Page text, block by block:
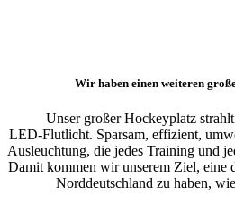
Wir haben einen weiteren
Unser großer Hockeyplatz
LED‑Flutlicht. Sparsam, effizient,
Ausleuchtung, die jedes Training und
Damit kommen wir unserem Ziel, eine
Norddeutschland zu haben,